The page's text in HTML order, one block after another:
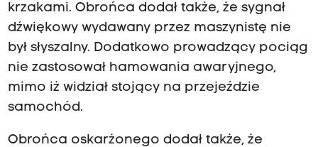
krzakami. Obrońca dodał także, że sygnał
dźwiękowy wydawany przez maszynistę nie
był słyszalny. Dodatkowo prowadzący pociąg
nie zastosował hamowania awaryjnego,
mimo iż widział stojący na przejeździe
samochód.
Obrońca oskarżonego dodał także, że